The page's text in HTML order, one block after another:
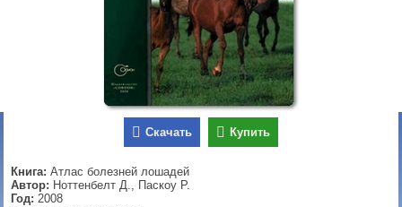
Скачать Купить
Книга: Атлас болезней лошадей
Автор: Ноттенбелт Д., Паскоу Р.
Год: 2008
▼